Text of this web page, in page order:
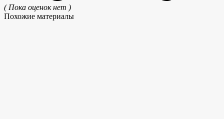
( Пока оценок нет )
Похожие материалы